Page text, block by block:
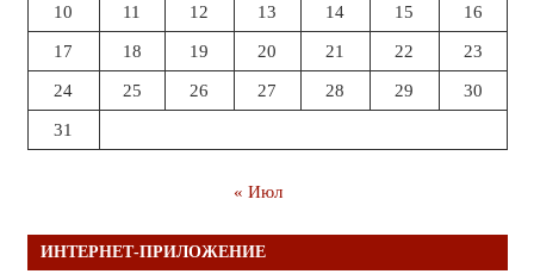
10 11 12 13 14 15 16
17 18 19 20 21 22 23
24 25 26 27 28 29 30
31
« Июл
ИНТЕРНЕТ-ПРИЛОЖЕНИЕ